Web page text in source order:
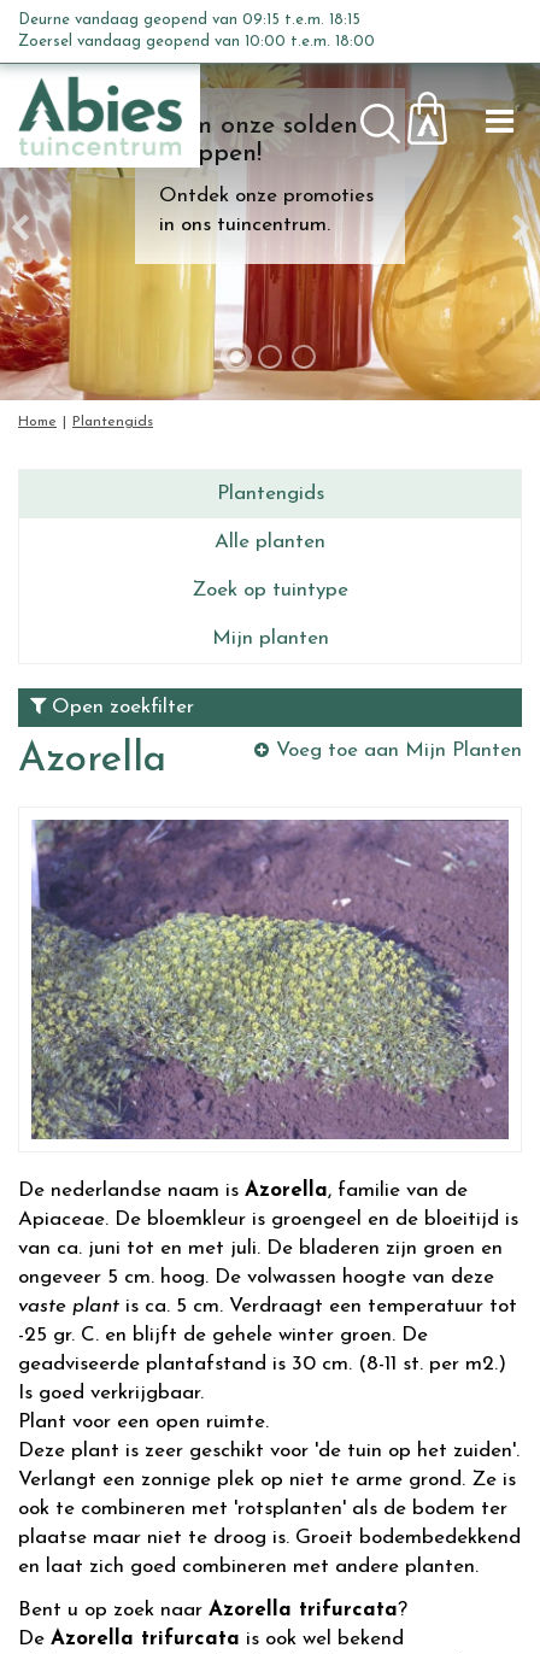
n
c
o
n
t
e
n
t
Kom onze solden
shoppen!
Ontdek onze promoties
in ons tuincentrum.
Home Plantengids
Deurne vandaag geopend van 09:15 t.e.m. 18:15
Zoersel vandaag geopend van 10:00 t.e.m. 18:00
Plantengids
Alle planten
Zoek op tuintype
Mijn planten
Open zoekfilter
Azorella Voeg toe aan Mijn Planten
De nederlandse naam is Azorella, familie van de
Apiaceae. De bloemkleur is groengeel en de bloeitijd is
van ca. juni tot en met juli. De bladeren zijn groen en
ongeveer 5 cm. hoog. De volwassen hoogte van deze
vaste plant is ca. 5 cm. Verdraagt een temperatuur tot
-25 gr. C. en blijft de gehele winter groen. De
geadviseerde plantafstand is 30 cm. (8-11 st. per m2.)
Is goed verkrijgbaar.
Plant voor een open ruimte.
Deze plant is zeer geschikt voor 'de tuin op het zuiden'.
Verlangt een zonnige plek op niet te arme grond. Ze is
ook te combineren met 'rotsplanten' als de bodem ter
plaatse maar niet te droog is. Groeit bodembedekkend
en laat zich goed combineren met andere planten.
Bent u op zoek naar Azorella trifurcata?
De Azorella trifurcata is ook wel bekend